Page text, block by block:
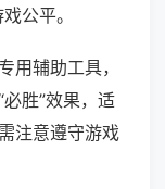
公平。
用辅助工具，
胜”效果，适
注意遵守游戏